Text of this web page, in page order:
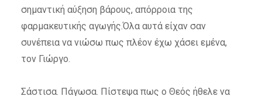
σημαντική αύξηση βάρους, απόρροια της
φαρμακευτικής αγωγής.Όλα αυτά είχαν σαν
συνέπεια να νιώσω πως πλέον έχω χάσει εμένα,
τον Γιώργο.
Σάστισα. Πάγωσα. Πίστεψα πως ο Θεός ήθελε να